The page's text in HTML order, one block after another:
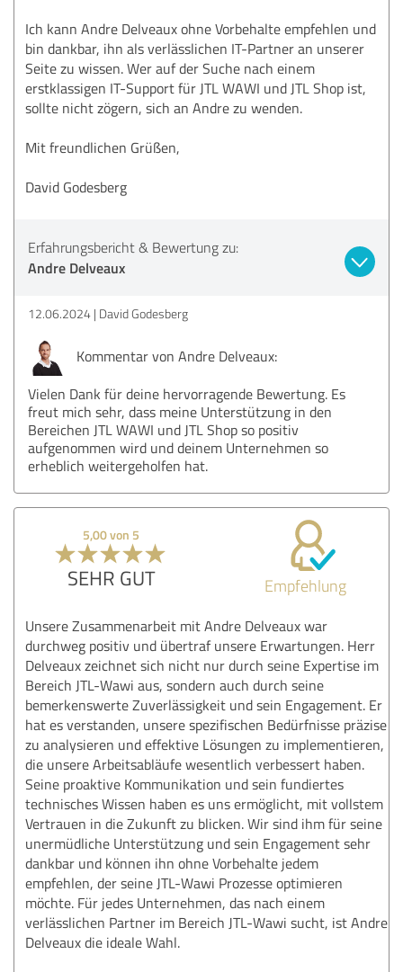
Ich kann Andre Delveaux ohne Vorbehalte empfehlen und
bin dankbar, ihn als verlässlichen IT-Partner an unserer
Seite zu wissen. Wer auf der Suche nach einem
erstklassigen IT-Support für JTL WAWI und JTL Shop ist,
sollte nicht zögern, sich an Andre zu wenden.
Mit freundlichen Grüßen,
David Godesberg
Erfahrungsbericht & Bewertung zu:
Andre Delveaux
12.06.2024 David Godesberg
Kommentar von Andre Delveaux:
Vielen Dank für deine hervorragende Bewertung. Es
freut mich sehr, dass meine Unterstützung in den
Bereichen JTL WAWI und JTL Shop so positiv
aufgenommen wird und deinem Unternehmen so
erheblich weitergeholfen hat.
5,00 von 5
SEHR GUT Empfehlung
Unsere Zusammenarbeit mit Andre Delveaux war
durchweg positiv und übertraf unsere Erwartungen. Herr
Delveaux zeichnet sich nicht nur durch seine Expertise im
Bereich JTL-Wawi aus, sondern auch durch seine
bemerkenswerte Zuverlässigkeit und sein Engagement. Er
hat es verstanden, unsere spezifischen Bedürfnisse präzise
zu analysieren und effektive Lösungen zu implementieren,
die unsere Arbeitsabläufe wesentlich verbessert haben.
Seine proaktive Kommunikation und sein fundiertes
technisches Wissen haben es uns ermöglicht, mit vollstem
Vertrauen in die Zukunft zu blicken. Wir sind ihm für seine
unermüdliche Unterstützung und sein Engagement sehr
dankbar und können ihn ohne Vorbehalte jedem
empfehlen, der seine JTL-Wawi Prozesse optimieren
möchte. Für jedes Unternehmen, das nach einem
verlässlichen Partner im Bereich JTL-Wawi sucht, ist Andre
Delveaux die ideale Wahl.